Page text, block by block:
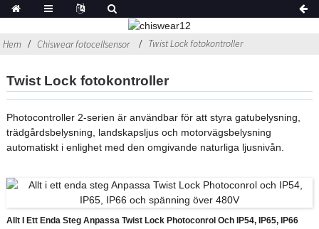
Hem Chiswear fotocellsensor Twist Lock fotokontroller
Twist Lock fotokontroller
Photocontroller 2-serien är användbar för att styra gatubelysning,
trädgårdsbelysning, landskapsljus och motorvägsbelysning
automatiskt i enlighet med den omgivande naturliga ljusnivån.
Allt I Ett Enda Steg Anpassa Twist Lock Photoconrol Och IP54, IP65, IP66